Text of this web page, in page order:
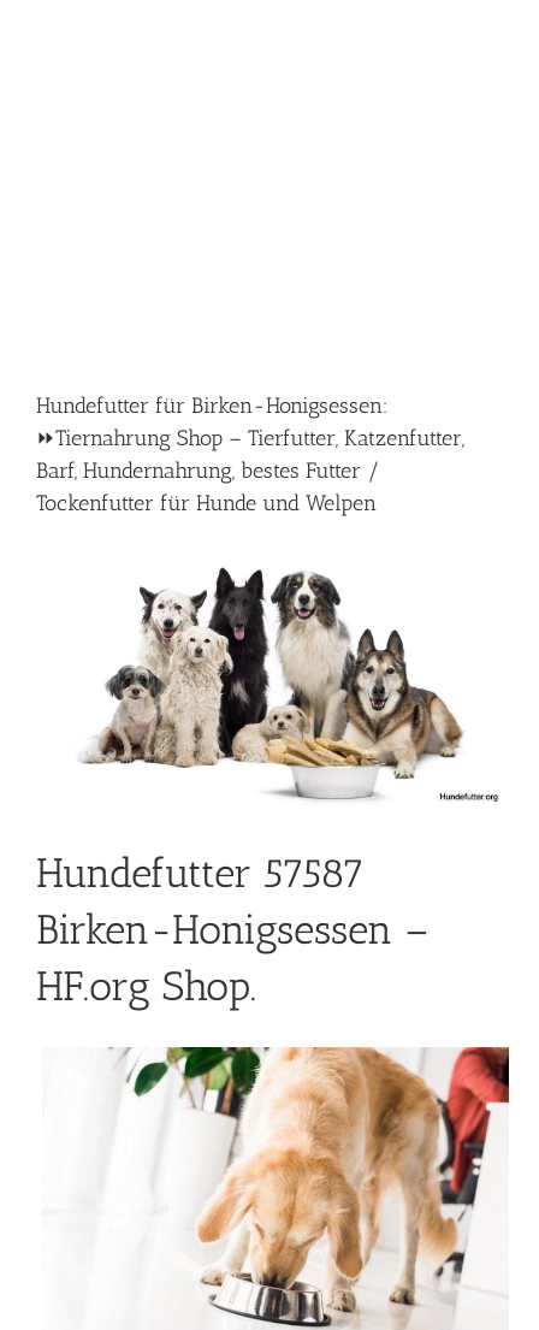
Hundefutter für Birken-Honigsessen:
⏩Tiernahrung Shop – Tierfutter, Katzenfutter,
Barf, Hundernahrung, bestes Futter /
Tockenfutter für Hunde und Welpen
Hundefutter 57587
Birken-Honigsessen –
HF.org Shop.